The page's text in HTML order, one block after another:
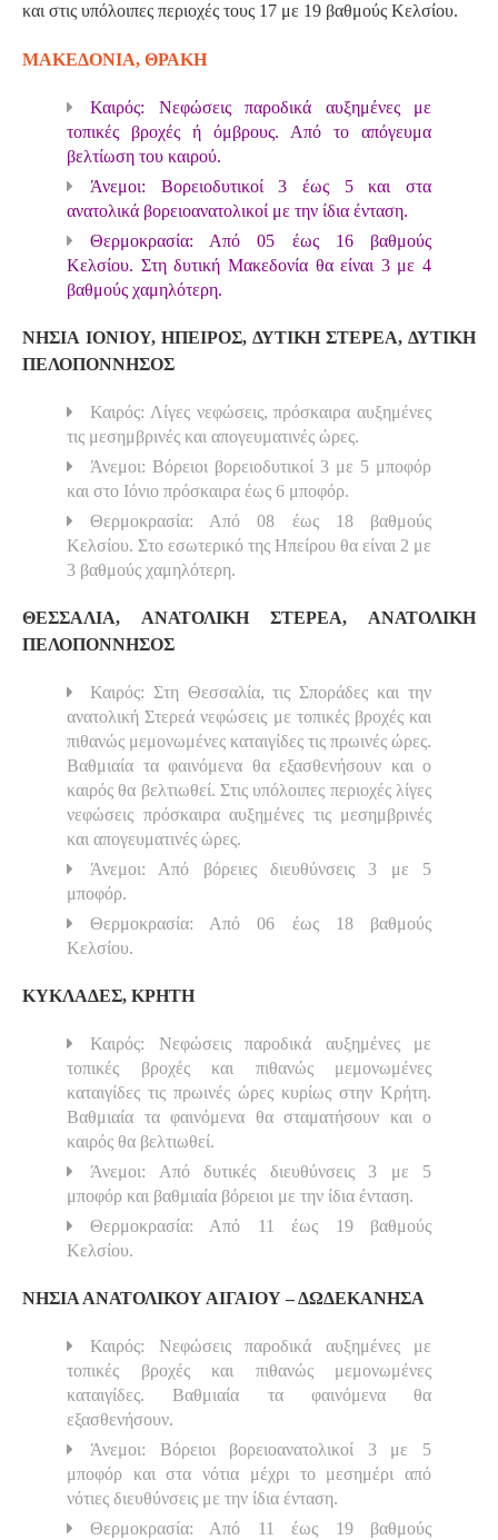
και στις υπόλοιπες περιοχές τους 17 με 19 βαθμούς Κελσίου.
ΜΑΚΕΔΟΝΙΑ, ΘΡΑΚΗ
Καιρός: Νεφώσεις παροδικά αυξημένες με
τοπικές βροχές ή όμβρους. Από το απόγευμα
βελτίωση του καιρού.
Άνεμοι: Βορειοδυτικοί 3 έως 5 και στα
ανατολικά βορειοανατολικοί με την ίδια ένταση.
Θερμοκρασία: Από 05 έως 16 βαθμούς
Κελσίου. Στη δυτική Μακεδονία θα είναι 3 με 4
βαθμούς χαμηλότερη.
ΝΗΣΙΑ ΙΟΝΙΟΥ, ΗΠΕΙΡΟΣ, ΔΥΤΙΚΗ ΣΤΕΡΕΑ, ΔΥΤΙΚΗ
ΠΕΛΟΠΟΝΝΗΣΟΣ
Καιρός: Λίγες νεφώσεις, πρόσκαιρα αυξημένες
τις μεσημβρινές και απογευματινές ώρες.
Άνεμοι: Βόρειοι βορειοδυτικοί 3 με 5 μποφόρ
και στο Ιόνιο πρόσκαιρα έως 6 μποφόρ.
Θερμοκρασία: Από 08 έως 18 βαθμούς
Κελσίου. Στο εσωτερικό της Ηπείρου θα είναι 2 με
3 βαθμούς χαμηλότερη.
ΘΕΣΣΑΛΙΑ, ΑΝΑΤΟΛΙΚΗ ΣΤΕΡΕΑ, ΑΝΑΤΟΛΙΚΗ
ΠΕΛΟΠΟΝΝΗΣΟΣ
Καιρός: Στη Θεσσαλία, τις Σποράδες και την
ανατολική Στερεά νεφώσεις με τοπικές βροχές και
πιθανώς μεμονωμένες καταιγίδες τις πρωινές ώρες.
Βαθμιαία τα φαινόμενα θα εξασθενήσουν και ο
καιρός θα βελτιωθεί. Στις υπόλοιπες περιοχές λίγες
νεφώσεις πρόσκαιρα αυξημένες τις μεσημβρινές
και απογευματινές ώρες.
Άνεμοι: Από βόρειες διευθύνσεις 3 με 5
μποφόρ.
Θερμοκρασία: Από 06 έως 18 βαθμούς
Κελσίου.
ΚΥΚΛΑΔΕΣ, ΚΡΗΤΗ
Καιρός: Νεφώσεις παροδικά αυξημένες με
τοπικές βροχές και πιθανώς μεμονωμένες
καταιγίδες τις πρωινές ώρες κυρίως στην Κρήτη.
Βαθμιαία τα φαινόμενα θα σταματήσουν και ο
καιρός θα βελτιωθεί.
Άνεμοι: Από δυτικές διευθύνσεις 3 με 5
μποφόρ και βαθμιαία βόρειοι με την ίδια ένταση.
Θερμοκρασία: Από 11 έως 19 βαθμούς
Κελσίου.
ΝΗΣΙΑ ΑΝΑΤΟΛΙΚΟΥ ΑΙΓΑΙΟΥ – ΔΩΔΕΚΑΝΗΣΑ
Καιρός: Νεφώσεις παροδικά αυξημένες με
τοπικές βροχές και πιθανώς μεμονωμένες
καταιγίδες. Βαθμιαία τα φαινόμενα θα
εξασθενήσουν.
Άνεμοι: Βόρειοι βορειοανατολικοί 3 με 5
μποφόρ και στα νότια μέχρι το μεσημέρι από
νότιες διευθύνσεις με την ίδια ένταση.
Θερμοκρασία: Από 11 έως 19 βαθμούς